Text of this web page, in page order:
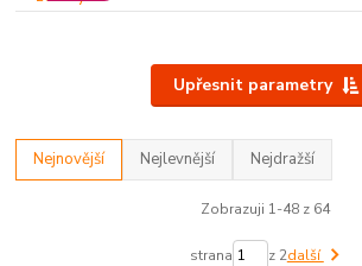
Upřesnit parametry
Nejnovější Nejlevnější Nejdražší
Zobrazuji 1-48 z 64
strana z 2další